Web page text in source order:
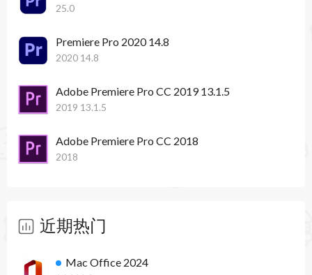
性能改进和其他增强功能
现在，您可以在快速时间和 MXF 中导出 ProRes
25.0
Premiere Pro 2020 14.8
2020 14.8
Adobe Premiere Pro CC 2019 13.1.5
2019 13.1.5
Adobe Premiere Pro CC 2018
2018
近期热门
Mac Office 2024